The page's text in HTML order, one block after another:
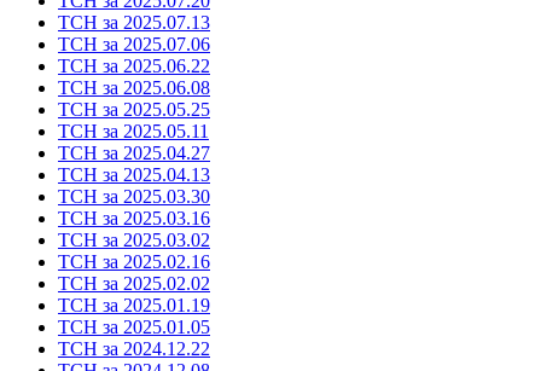
ТСН за 2025.07.13
ТСН за 2025.07.06
ТСН за 2025.06.22
ТСН за 2025.06.08
ТСН за 2025.05.25
ТСН за 2025.05.11
ТСН за 2025.04.27
ТСН за 2025.04.13
ТСН за 2025.03.30
ТСН за 2025.03.16
ТСН за 2025.03.02
ТСН за 2025.02.16
ТСН за 2025.02.02
ТСН за 2025.01.19
ТСН за 2025.01.05
ТСН за 2024.12.22